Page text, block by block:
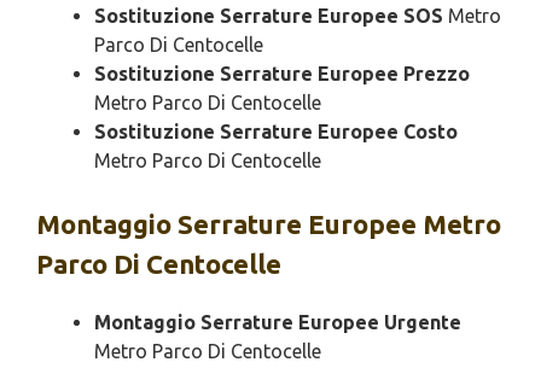
Sostituzione Serrature Europee SOS Metro
Parco Di Centocelle
Sostituzione Serrature Europee Prezzo
Metro Parco Di Centocelle
Sostituzione Serrature Europee Costo
Metro Parco Di Centocelle
Montaggio Serrature Europee Metro
Parco Di Centocelle
Montaggio Serrature Europee Urgente
Metro Parco Di Centocelle